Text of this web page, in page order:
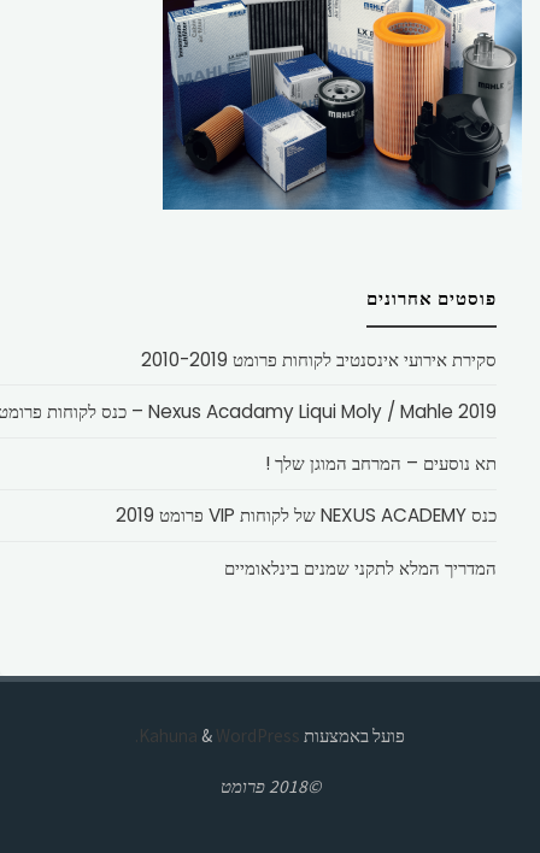
פוסטים אחרונים
סקירת אירועי אינסנטיב לקוחות פרומט 2010-2019
Nexus Acadamy Liqui Moly / Mahle 2019 – כנס לקוחות פרומט
תא נוסעים – המרחב המוגן שלך !
כנס NEXUS ACADEMY של לקוחות VIP פרומט 2019
המדריך המלא לתקני שמנים בינלאומיים
פועל באמצעות & WordPress.
©2018 פרומט